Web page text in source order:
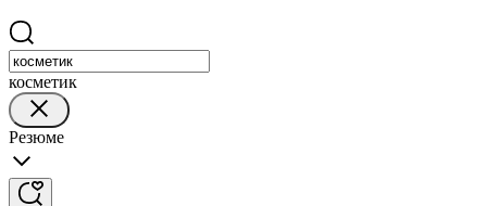
косметик
Резюме